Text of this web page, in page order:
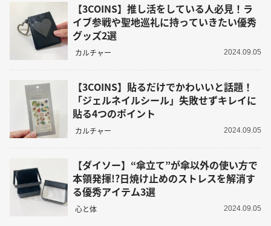
【3COINS】推し活をしている人必見！ラ
イブ参戦や聖地巡礼に持っていきたい優秀
グッズ2選
カルチャー 2024.09.05
【3COINS】貼るだけでかわいいと話題！
「ジェルネイルシール」失敗せずキレイに
貼る4つのポイント
カルチャー 2024.09.05
【ダイソー】“傘立て”が傘以外の使い方で
本領発揮!?日焼け止めのストレスを解消す
る優秀アイテム3選
心と体 2024.09.05